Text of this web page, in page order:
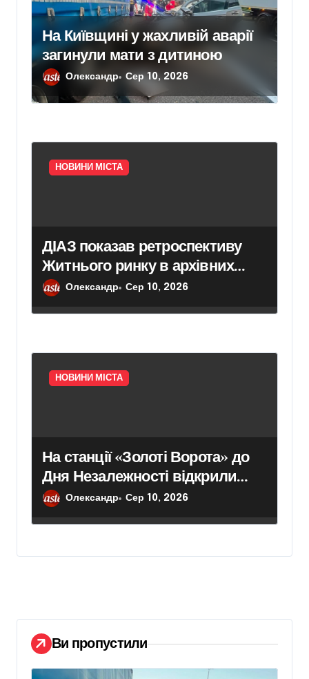
На Київщині у жахливій аварії
загинули мати з дитиною
Олександр Сер 10, 2026
НОВИНИ МІСТА
ДІАЗ показав ретроспективу
Житнього ринку в архівних
кадрах проєкту «Стародавній
Олександр Сер 10, 2026
НОВИНИ МІСТА
На станції «Золоті Ворота» до
Дня Незалежності відкрили
тематичну виставку – Новини
Олександр Сер 10, 2026
Ви пропустили